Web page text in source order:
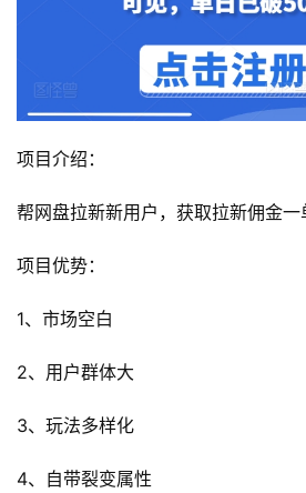
项目介绍：
帮网盘拉新新用户，获取拉新佣金
项目优势：
1、市场空白
2、用户群体大
3、玩法多样化
4、自带裂变属性